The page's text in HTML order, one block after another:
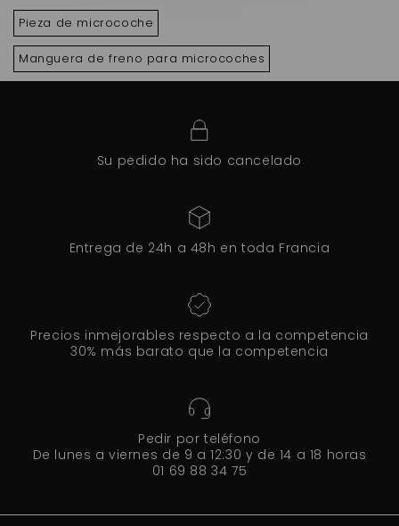
Pieza de microcoche
Manguera de freno para microcoches
Su pedido ha sido cancelado
Entrega de 24h a 48h en toda Francia
Precios inmejorables respecto a la competencia
30% más barato que la competencia
Pedir por teléfono
De lunes a viernes de 9 a 12:30 y de 14 a 18 horas
01 69 88 34 75